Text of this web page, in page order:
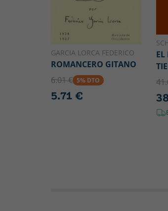
GARCIA LORCA FEDERICO
ROMANCERO GITANO
6.01 € 5% DTO
5.71 €